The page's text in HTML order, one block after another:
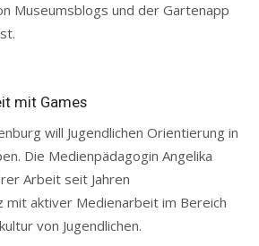
Museumsblogs und der Gartenapp
mit Games
will Jugendlichen Orientierung in
Die Medienpädagogin Angelika
Arbeit seit Jahren
mit aktiver Medienarbeit im Bereich
von Jugendlichen.